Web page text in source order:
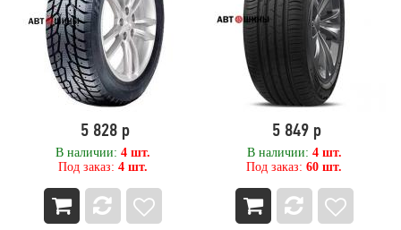
8,00
80
800
850
9,00
MRL Tyres
Nexen
Nitto
NORDMAN
NorTec
OPALS
Ovation
OZKA Pulmox
PACE
Petlas
Pirelli
PIRELLI FORMULA
5 828 р
В наличии: 4 шт.
Под заказ: 4 шт.
5 849 р
В наличии: 4 шт.
Под заказ:60 шт.